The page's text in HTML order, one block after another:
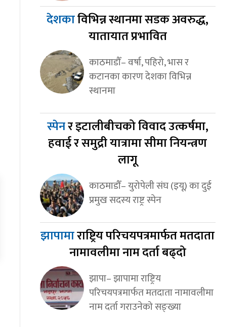
देशकाविभिन्न स्थानमा सडक अवरुद्ध,
यातायात प्रभावित
काठमाडौँ– वर्षा, पहिरो, भास र
कटानका कारण देशका विभिन्न
स्थानमा
स्पेनर इटालीबीचको विवाद उत्कर्षमा,
हवाई र समुद्री यात्रामा सीमा नियन्त्रण
लागू
काठमाडौँ– युरोपेली संघ (इयू) का दुई
प्रमुख सदस्य राष्ट्र स्पेन
झापामाराष्ट्रिय परिचयपत्रमार्फत मतदाता
नामावलीमा नाम दर्ता बढ्दो
झापा– झापामा राष्ट्रिय
परिचयपत्रमार्फत मतदाता नामावलीमा
नाम दर्ता गराउनेको सङ्ख्या